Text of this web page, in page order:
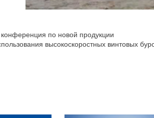
по новой продукции
высокоскоростных винтовых